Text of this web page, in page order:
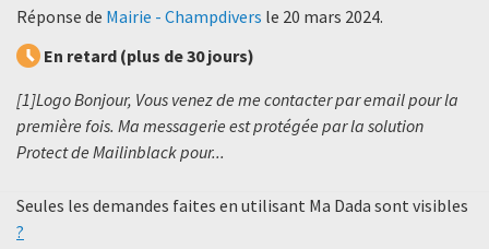
Réponse de Mairie - Champdivers le 20 mars 2024.
En retard (plus de 30 jours)
[1]Logo Bonjour, Vous venez de me contacter par email pour la
première fois. Ma messagerie est protégée par la solution
Protect de Mailinblack pour...
Seules les demandes faites en utilisant Ma Dada sont visibles
?